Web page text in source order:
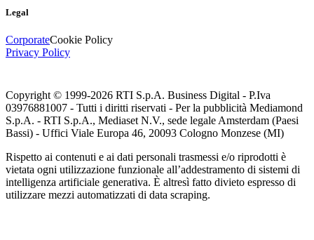
Legal
CorporateCookie Policy
Privacy Policy
Copyright © 1999-2026 RTI S.p.A. Business Digital - P.Iva
03976881007 - Tutti i diritti riservati - Per la pubblicità Mediamond
S.p.A. - RTI S.p.A., Mediaset N.V., sede legale Amsterdam (Paesi
Bassi) - Uffici Viale Europa 46, 20093 Cologno Monzese (MI)
Rispetto ai contenuti e ai dati personali trasmessi e/o riprodotti è
vietata ogni utilizzazione funzionale all’addestramento di sistemi di
intelligenza artificiale generativa. È altresì fatto divieto espresso di
utilizzare mezzi automatizzati di data scraping.